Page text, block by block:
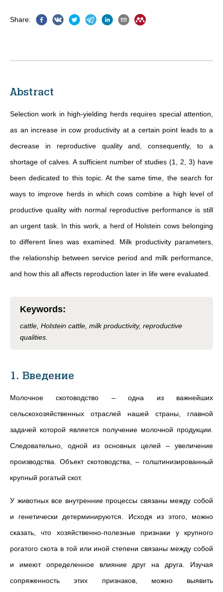
Share:
Abstract
Selection work in high-yielding herds requires special attention,
as an increase in cow productivity at a certain point leads to a
decrease in reproductive quality and, consequently, to a
shortage of calves. A sufficient number of studies (1, 2, 3) have
been dedicated to this topic. At the same time, the search for
ways to improve herds in which cows combine a high level of
productive quality with normal reproductive performance is still
an urgent task. In this work, a herd of Holstein cows belonging
to different lines was examined. Milk productivity parameters,
the relationship between service period and milk performance,
and how this all affects reproduction later in life were evaluated.
Keywords:
cattle, Holstein cattle, milk productivity, reproductive
qualities.
1. Введение
Молочное скотоводство – одна из важнейших
сельскохозяйственных отраслей нашей страны, главной
задачей которой является получение молочной продукции.
Следовательно, одной из основных целей – увеличение
производства. Объект скотоводства, – голштинизированный
крупный рогатый скот.
У животных все внутренние процессы связаны между собой
и генетически детерминируются. Исходя из этого, можно
сказать, что хозяйственно-полезные признаки у крупного
рогатого скота в той или иной степени связаны между собой
и имеют определенное влияние друг на друга. Изучая
сопряженность этих признаков, можно выявить